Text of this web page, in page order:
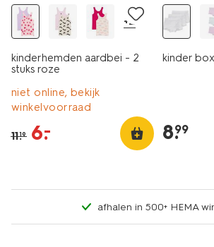
+2
kinderhemden aardbei - 2
stuks roze
niet online, bekijk
winkelvoorraad
11.19 6.
–
kinder
8.
99
afhalen in 500+ HEMA
2 stuks